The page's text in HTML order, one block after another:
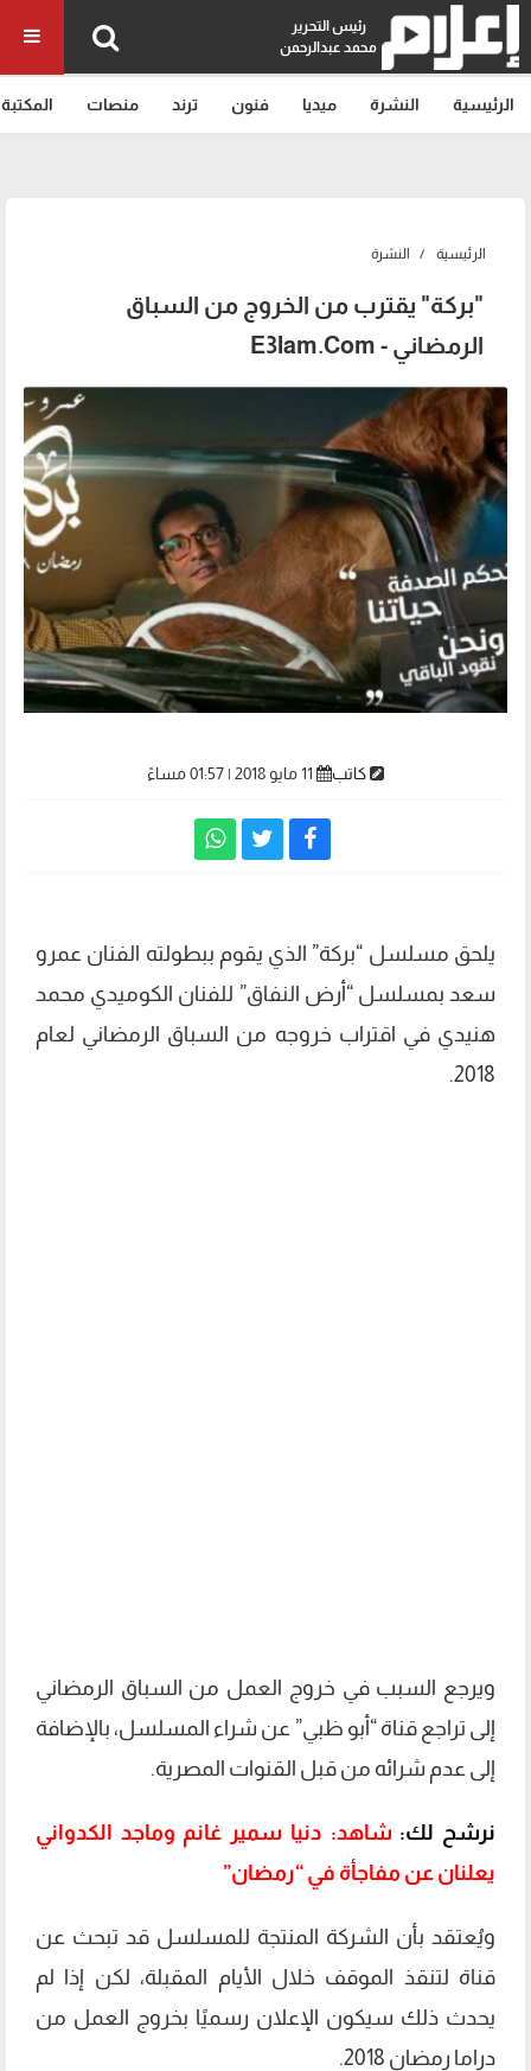
رئيس التحرير
محمد عبدالرحمن
الرئيسية النشرة ميديا فنون ترند منصات المكتبة
الرئيسية النشرة
"بركة" يقترب من الخروج من السباق
الرمضاني - E3lam.Com
كاتب
يلحق مسلسل “بركة” الذي يقوم ببطولته الفنان عمرو
سعد بمسلسل “أرض النفاق” للفنان الكوميدي محمد
هنيدي في اقتراب خروجه من السباق الرمضاني لعام
2018.
ويرجع السبب في خروج العمل من السباق الرمضاني
إلى تراجع قناة “أبو ظبي” عن شراء المسلسل، بالإضافة
إلى عدم شرائه من قبل القنوات المصرية.
نرشح لك: شاهد: دنيا سمير غانم وماجد الكدواني
يعلنان عن مفاجأة في “رمضان”
ويُعتقد بأن الشركة المنتجة للمسلسل قد تبحث عن
قناة لتنقذ الموقف خلال الأيام المقبلة، لكن إذا لم
يحدث ذلك سيكون الإعلان رسميًا بخروج العمل من
دراما رمضان 2018.